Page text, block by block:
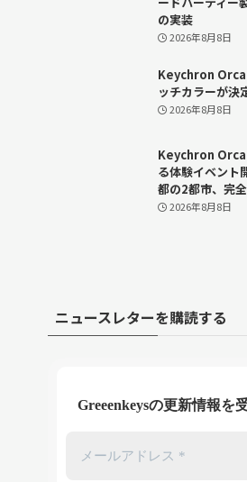
の実装
2026年8月8日
Keychron
ッチカラーが決
2026年8月8日
Keychron
る体験イベント
都の2都市、完
2026年8月8日
ニュースレターを購読する
Greeenkeysの更新情報を